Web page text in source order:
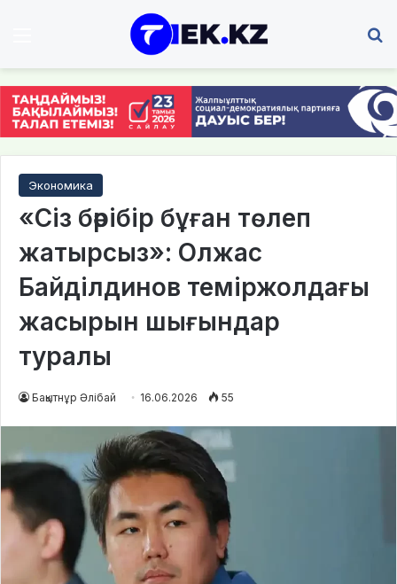
Экономика
«Сіз бәрібір бұған төлеп
жатырсыз»: Олжас
Байділдинов теміржолдағы
жасырын шығындар
туралы
Бақытнұр Әлібай 16.06.2026 55